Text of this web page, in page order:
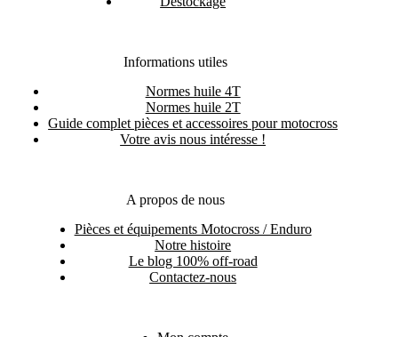
Informations utiles
Normes huile 4T
Normes huile 2T
Guide complet pièces et accessoires pour motocross
Votre avis nous intéresse !
A propos de nous
Pièces et équipements Motocross / Enduro
Notre histoire
Le blog 100% off-road
Contactez-nous